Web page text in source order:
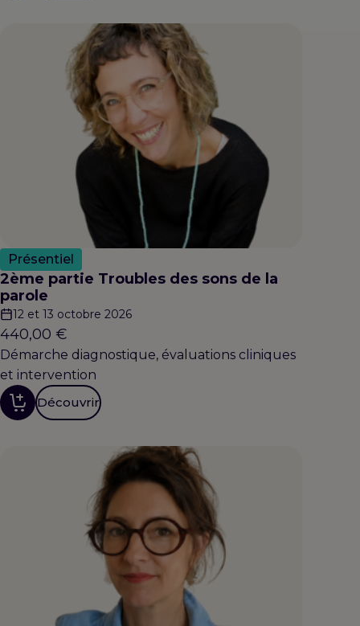
Présentiel
2ème partie Troubles des sons de la
parole
12 et 13 octobre 2026
440,00 €
Démarche diagnostique, évaluations cliniques
et intervention
Découvrir